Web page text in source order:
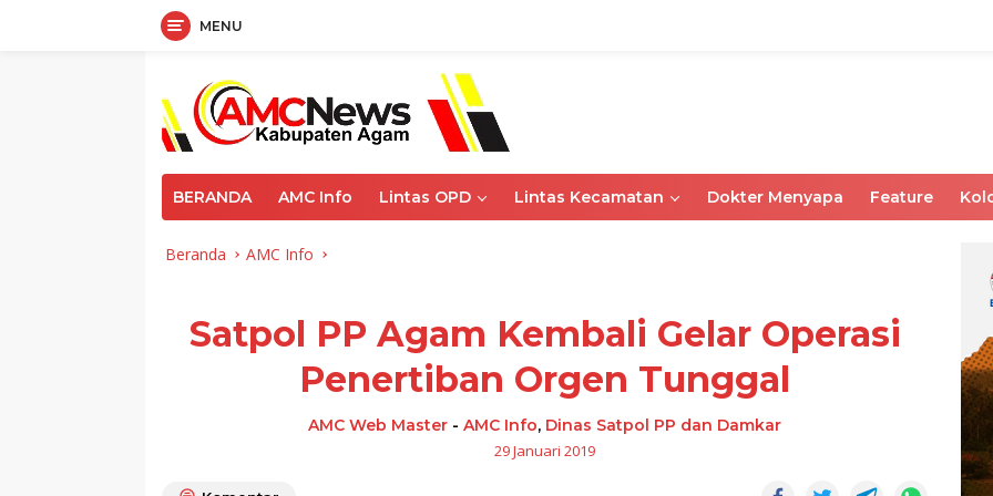
MENU
BERANDA AMC Info Lintas OPD Lintas Kecamatan Dokter Menyapa Feature
Beranda AMC Info
Satpol PP Agam Kembali Gelar Operasi
Penertiban Orgen Tunggal
AMC Web Master -AMC Info, Dinas Satpol PP dan Damkar
29 Januari 2019